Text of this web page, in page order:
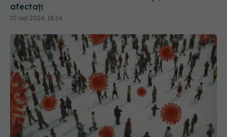
10 sep 2024, 18:14